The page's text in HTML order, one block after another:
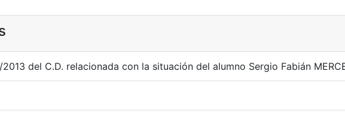
del C.D. relacionada con la situación del alumno Sergio Fabián